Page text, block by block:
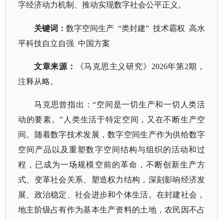
字经济动力机制、推动实现数字社会公平正义。
关键词：数字空间生产 “类封建” 技术霸权 高水
平科技自立自强 中国方案
文章来源： 《马克思主义研究》 2026年第2期，
注释从略。
马克思曾指出：“空间是一切生产和一切人类活
动的要素。”人类生活于特定空间，又在不断生产空
间。随着数字技术发展，数字空间生产作为供给数字
空间产品以及重塑数字空间结构与组织的活动和过
程，已成为一场规模空前的革命，不断创新生产方
式、变革社会关系、塑造权力结构，深刻影响经济发
展、政治稳定、社会进步和个体生活。在封建社会，
地主阶级占有作为基本生产资料的土地，农民因不占